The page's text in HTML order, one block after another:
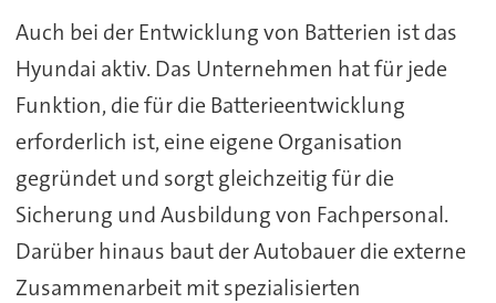
Auch bei der Entwicklung von Batterien ist das
Hyundai aktiv. Das Unternehmen hat für jede
Funktion, die für die Batterieentwicklung
erforderlich ist, eine eigene Organisation
gegründet und sorgt gleichzeitig für die
Sicherung und Ausbildung von Fachpersonal.
Darüber hinaus baut der Autobauer die externe
Zusammenarbeit mit spezialisierten